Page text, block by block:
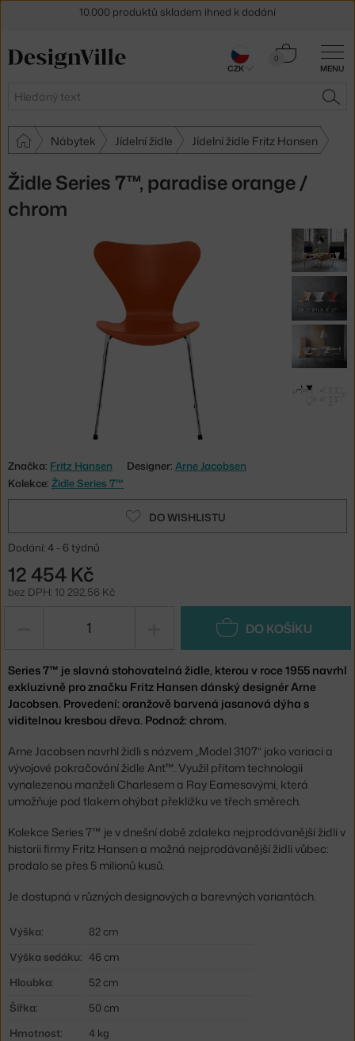
MENU
Hledat
0
Košík
Nábytek Jídelní židle Jídelní židle Fritz Hansen
Židle Series 7™, paradise orange /
chrom
Značka: Fritz Hansen Designer: Arne Jacobsen
Kolekce: Židle Series 7™
DO WISHLISTU
Dodání: 4 - 6 týdnů
12 454 Kč
bez DPH: 10 292,56 Kč
DO KOŠÍKU
Series 7™ je slavná stohovatelná židle, kterou v roce 1955 navrhl
exkluzivně pro značku Fritz Hansen dánský designér Arne
Jacobsen. Provedení: oranžově barvená jasanová dýha s
viditelnou kresbou dřeva. Podnož: chrom.
Arne Jacobsen navrhl židli s názvem „Model 3107“ jako variaci a
vývojové pokračování židle Ant™. Využil přitom technologii
vynalezenou manželi Charlesem a Ray Eamesovými, která
umožňuje pod tlakem ohýbat překližku ve třech směrech.
Kolekce Series 7™ je v dnešní době zdaleka nejprodávanější židlí v
historii firmy Fritz Hansen a možná nejprodávanější židli vůbec:
prodalo se přes 5 milionů kusů.
Je dostupná v různých designových a barevných variantách.
Výška:
82 cm
Výška sedáku: 46 cm
Hloubka:
52 cm
Šířka:
50 cm
Hmotnost:
4 kg
30 dní na vrácení zboží
CZK